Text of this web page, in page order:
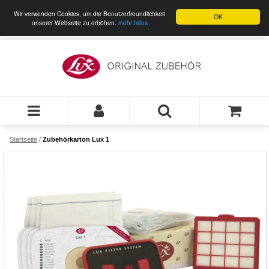
OK
Wir verwenden Cookies, um die Benutzerfreundlichkeit
unserer Webseite zu erhöhen. mehr Infos
Startseite / Zubehörkarton Lux 1